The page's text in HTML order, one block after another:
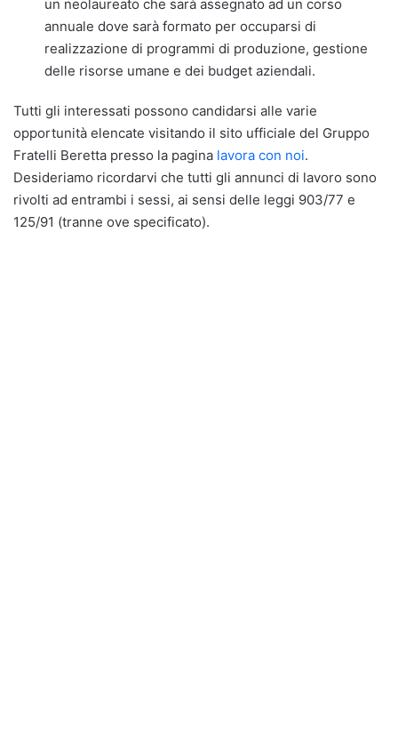
un neolaureato che sarà assegnato ad un corso
annuale dove sarà formato per occuparsi di
realizzazione di programmi di produzione, gestione
delle risorse umane e dei budget aziendali.
Tutti gli interessati possono candidarsi alle varie
opportunità elencate visitando il sito ufficiale del Gruppo
Fratelli Beretta presso la pagina lavora con noi.
Desideriamo ricordarvi che tutti gli annunci di lavoro sono
rivolti ad entrambi i sessi, ai sensi delle leggi 903/77 e
125/91 (tranne ove specificato).